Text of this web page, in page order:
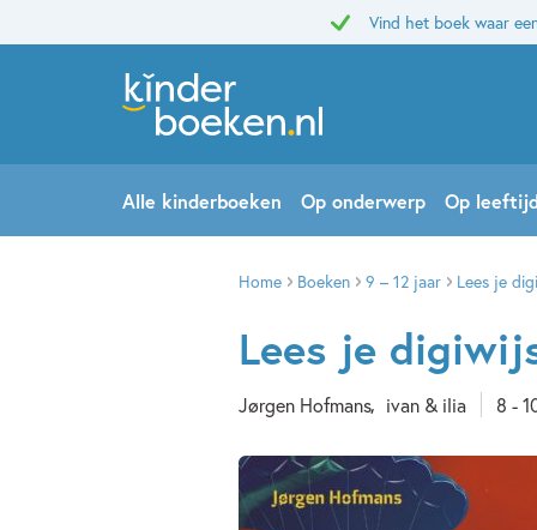
Vind het boek waar
Alle kinderboeken Op onderwerp Op
Home Boeken 9 – 12 jaar Lees je
Lees je
Jørgen Hofmans ivan & ilia 8 -